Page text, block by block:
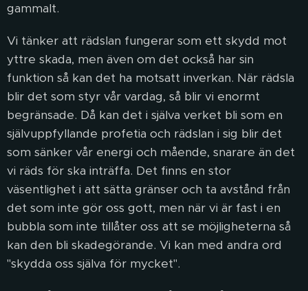
gammalt.
Vi tänker att rädslan fungerar som ett skydd mot
yttre skada, men även om det också har sin
funktion så kan det ha motsatt inverkan. När rädsla
blir det som styr vår vardag, så blir vi enormt
begränsade. Då kan det i själva verket bli som en
självuppfyllande profetia och rädslan i sig blir det
som sänker vår energi och mående, snarare än det
vi räds för ska inträffa. Det finns en stor
väsentlighet i att sätta gränser och ta avstånd från
det som inte gör oss gott, men när vi är fast i en
bubbla som inte tillåter oss att se möjligheterna så
kan den bli skadegörande. Vi kan med andra ord
"skydda oss själva för mycket".